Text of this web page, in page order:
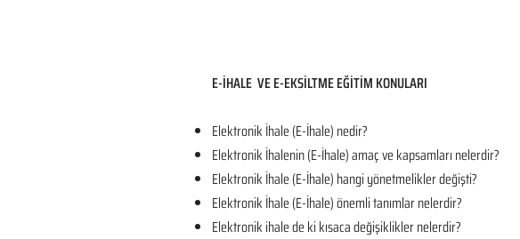
E-İHALE VE E-EKSİLTME EĞİTİM KONULARI​
Elektronik İhale (E-İhale) nedir?
Elektronik İhalenin (E-İhale) amaç ve kapsamları nelerdir?
Elektronik İhale (E-İhale) hangi yönetmelikler değişti?
Elektronik İhale (E-İhale) önemli tanımlar nelerdir?
Elektronik ihale de ki kısaca değişiklikler nelerdir?